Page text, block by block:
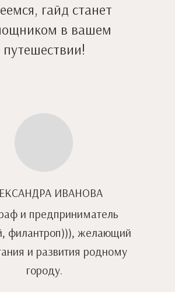
гайд станет
в вашем
путешествии!
ИВАНОВА
и предприниматель
филантроп))), желающий
и развития родному
городу.